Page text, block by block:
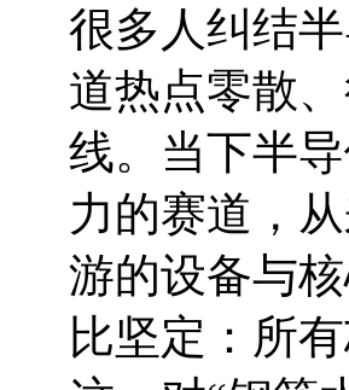
很多人纠结
道热点零散
线。当下半
力的赛道，
游的设备与
比坚定：所